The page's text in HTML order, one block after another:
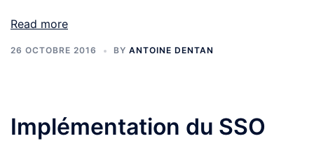
Read more
26 OCTOBRE 2016 BY ANTOINE DENTAN
Implémentation du SSO